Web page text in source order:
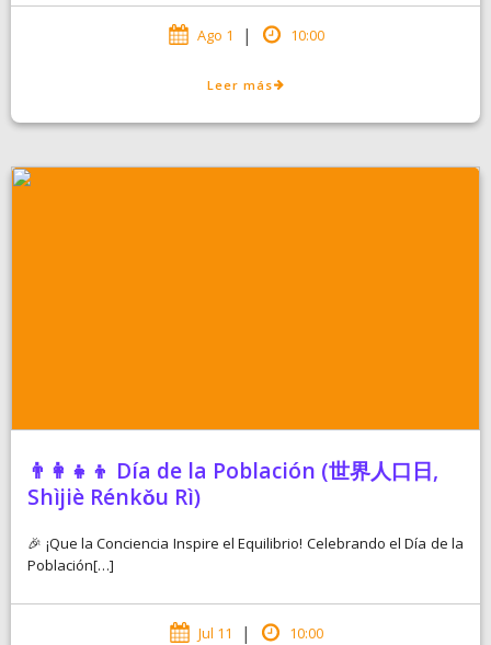
Ago 1 | 10:00
Leer más
👨‍👩‍👧‍👦 Día de la Población (世界人口日,
Shìjiè Rénkǒu Rì)
🎉 ¡Que la Conciencia Inspire el Equilibrio! Celebrando el Día de la
Población[…]
Jul 11 | 10:00